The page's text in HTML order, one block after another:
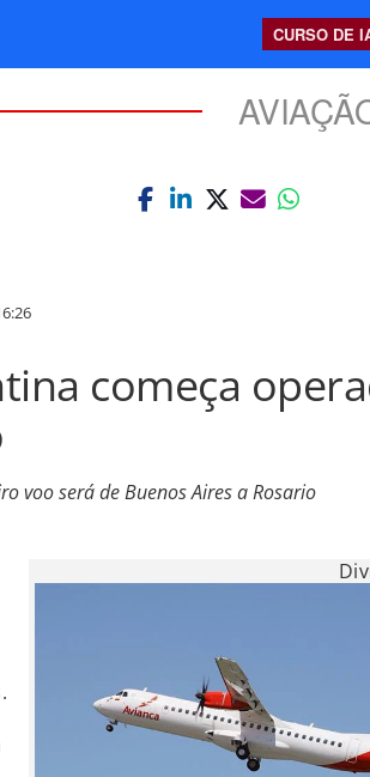
CURSO DE
começa
voo será de Buenos Aires a Rosario